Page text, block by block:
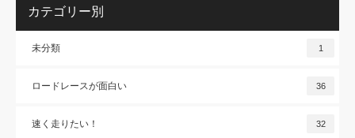
カテゴリー別
未分類 1
ロードレースが面白い 36
速く走りたい！ 32